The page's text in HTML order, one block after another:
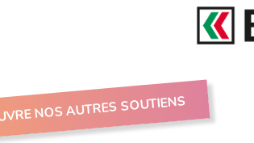
NOS AUTRES SOUTIENS